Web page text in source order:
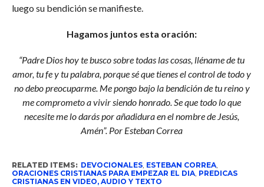
luego su bendición se manifieste.
Hagamos juntos esta oración:
“Padre Dios hoy te busco sobre todas las cosas, lléname de tu
amor, tu fe y tu palabra, porque sé que tienes el control de todo y
no debo preocuparme. Me pongo bajo la bendición de tu reino y
me comprometo a vivir siendo honrado. Se que todo lo que
necesite me lo darás por añadidura en el nombre de Jesús,
Amén”. Por Esteban Correa
RELATED ITEMS: DEVOCIONALES, ESTEBAN CORREA,
ORACIONES CRISTIANAS PARA EMPEZAR EL DIA, PREDICAS
CRISTIANAS EN VIDEO, AUDIO Y TEXTO